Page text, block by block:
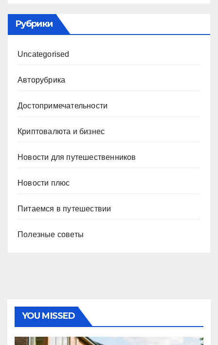
Рубрики
Uncategorised
Авторубрика
Достопримечательности
Криптовалюта и бизнес
Новости для путешественников
Новости плюс
Питаемся в путешествии
Полезные советы
YOU MISSED